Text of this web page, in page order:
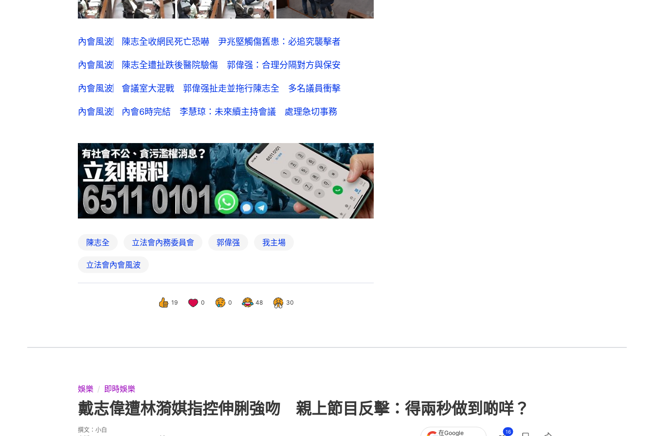
內會風波︳陳志全收網民死亡恐嚇 尹兆堅觸傷舊患：必追究襲擊者
內會風波︳陳志全遭扯跌後醫院驗傷 郭偉强：合理分隔對方與保安
內會風波︳會議室大混戰 郭偉强扯走並拖行陳志全 多名議員衝擊
內會風波︳內會6時完結 李慧琼：未來續主持會議 處理急切事務
陳志全 立法會內務委員會 郭偉强 我主場
立法會內會風波
19 0 0 48 30
娛樂 即時娛樂
戴志偉遭林漪娸指控伸脷強吻 親上節目反擊：得兩秒做到啲咩？
撰文： 小白
在Google 16